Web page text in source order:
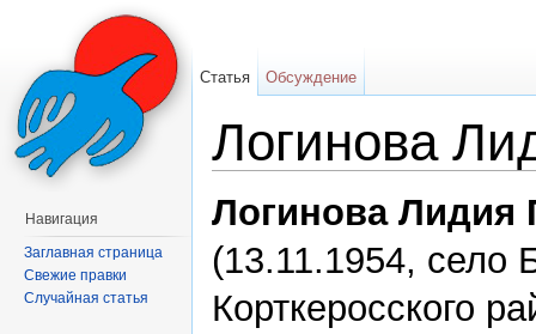
Логинова
Логинова Лидия
(13.11.1954, село
Корткеросского
Статья Обсуждение
Навигация
Заглавная страница
Свежие правки
Случайная статья